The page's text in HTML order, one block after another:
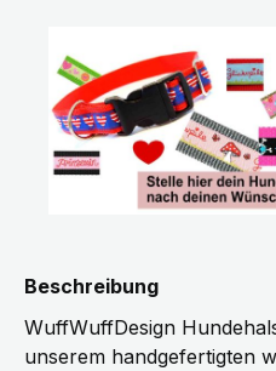
Beschreibung
WuffWuffDesign
unserem handgefertigten